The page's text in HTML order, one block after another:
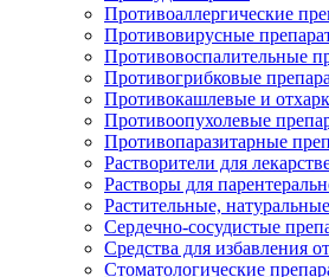
Противоаллергические
Противовирусные
Противовоспалительные
Противогрибковые
Противокашлевые и
Противоопухолевые
Противопаразитарные
Растворители для
Растворы для
Растительные,
Сердечно-сосудистые
Средства для избавления
Стоматологические